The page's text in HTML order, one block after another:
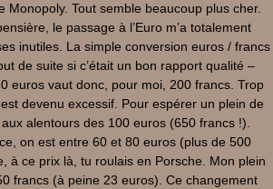
Monopoly. Tout semble beaucoup plus cher.
le passage à l’Euro m’a totalement
inutiles. La simple conversion euros / francs
de suite si c’était un bon rapport qualité –
euros vaut donc, pour moi, 200 francs. Trop
devenu excessif. Pour espérer un plein de
alentours des 100 euros (650 francs !).
on est entre 60 et 80 euros (plus de 500
à ce prix là, tu roulais en Porsche. Mon plein
francs (à peine 23 euros). Ce changement